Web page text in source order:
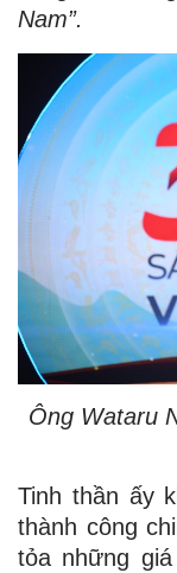
Nam”.
Ông Wataru
Tinh thần ấy
thành công
tỏa những